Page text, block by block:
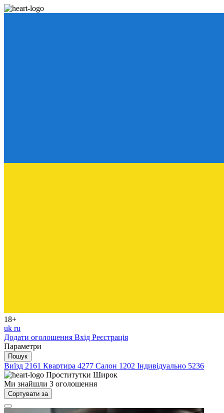
18+
uk ru
Додати оголошення Вхід Реєстрація
Параметри
Пошук
Виїзд 2161 Квартира 4277 Салон 1202 Індивідуально 5236
Проститутки Широк
Ми знайшли 3 оголошення
Сортувати за